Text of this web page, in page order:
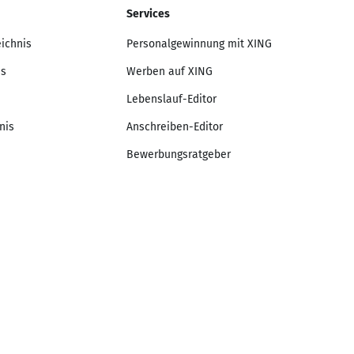
Services
Personalgewinnung mit XING
Werben auf XING
Lebenslauf-Editor
Anschreiben-Editor
Bewerbungsratgeber